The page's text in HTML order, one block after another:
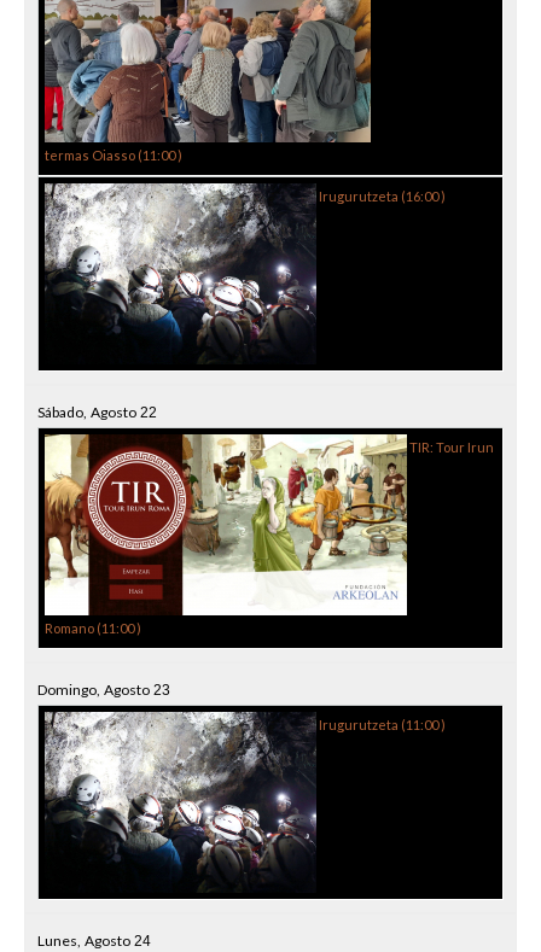
termas Oiasso (11:00)
Irugurutzeta (16:00)
Sábado, Agosto 22
TIR: Tour Irun
Romano (11:00)
Domingo, Agosto 23
Irugurutzeta (11:00)
Lunes, Agosto 24